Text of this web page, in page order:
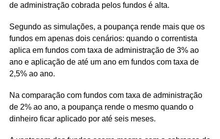
de administração cobrada pelos fundos é alta.
Segundo as simulações, a poupança rende mais que os
fundos em apenas dois cenários: quando o correntista
aplica em fundos com taxa de administração de 3% ao
ano e aplicação de até um ano em fundos com taxa de
2,5% ao ano.
Na comparação com fundos com taxa de administração
de 2% ao ano, a poupança rende o mesmo quando o
dinheiro ficar aplicado por até seis meses.